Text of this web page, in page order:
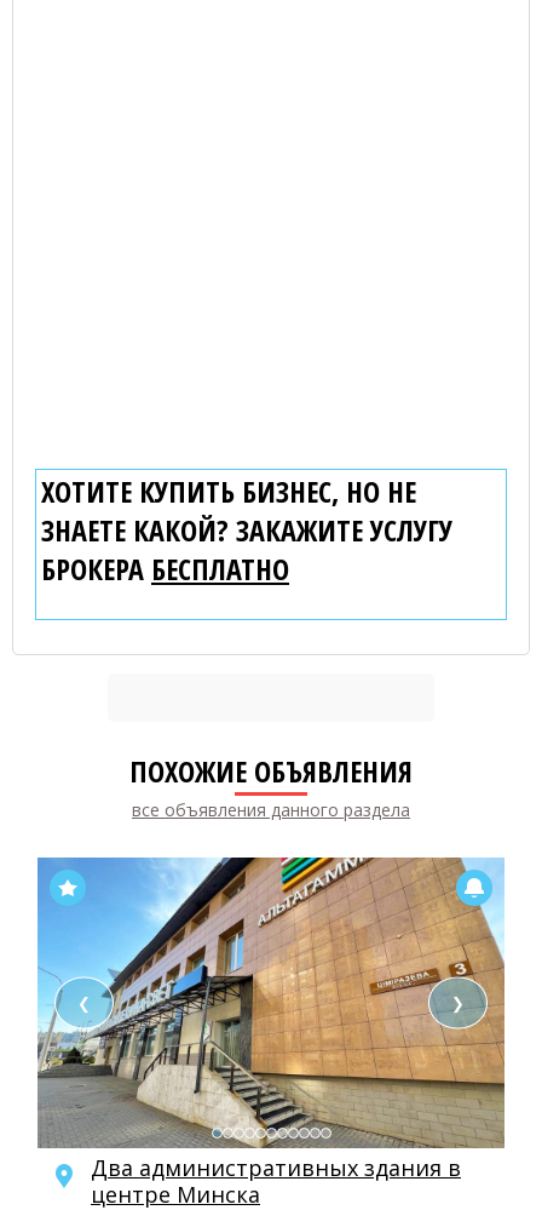
ХОТИТЕ КУПИТЬ БИЗНЕС, НО НЕ
ЗНАЕТЕ КАКОЙ? ЗАКАЖИТЕ УСЛУГУ
БРОКЕРА БЕСПЛАТНО
ПОХОЖИЕ ОБЪЯВЛЕНИЯ
все объявления данного раздела
❮ ❯
Два административных здания в
центре Минска